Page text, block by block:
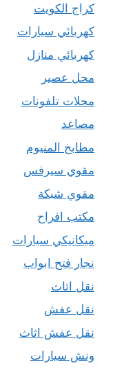
كراج الكويت
كهربائي سيارات
كهربائي منازل
محل عصير
محلات تلفونات
مصاعد
مطابخ المنيوم
مقوي سيرفس
مقوي شبكة
مكتب افراح
ميكانيكي سيارات
نجار فتح ابواب
نقل اثاث
نقل عفش
نقل عفش اثاث
ونش سيارات